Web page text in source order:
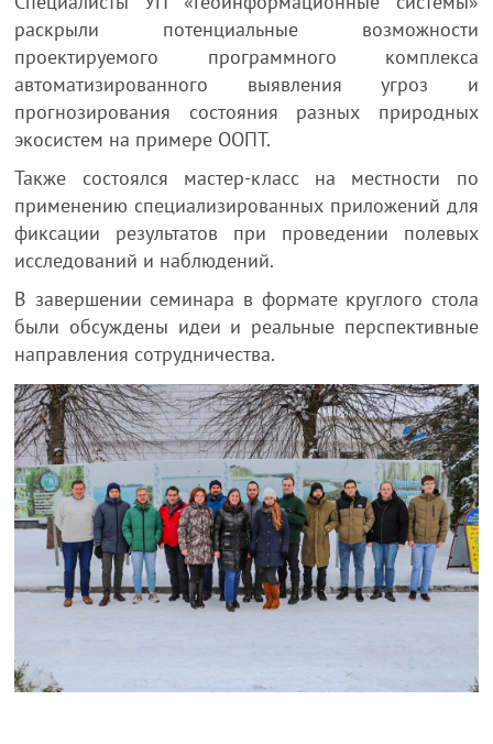
раскрыли потенциальные возможности
проектируемого программного комплекса
автоматизированного выявления угроз и
прогнозирования состояния разных природных
экосистем на примере ООПТ.
Также состоялся мастер-класс на местности по
применению специализированных приложений для
фиксации результатов при проведении полевых
исследований и наблюдений.
В завершении семинара в формате круглого стола
были обсуждены идеи и реальные перспективные
направления сотрудничества.